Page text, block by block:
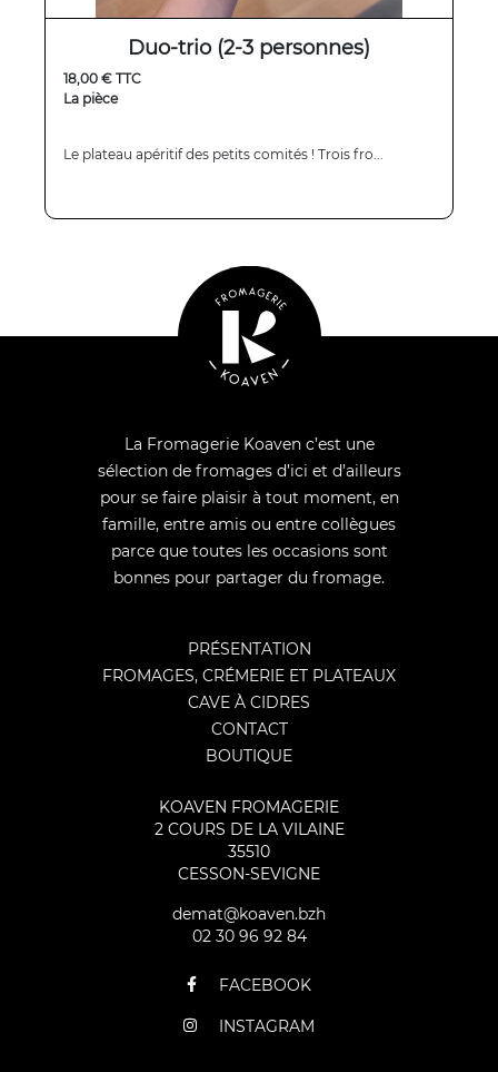
Duo-trio (2-3 personnes)
18,00 € TTC
La pièce
Le plateau apéritif des petits comités ! Trois fro...
La Fromagerie Koaven c’est une
sélection de fromages d’ici et d’ailleurs
pour se faire plaisir à tout moment, en
famille, entre amis ou entre collègues
parce que toutes les occasions sont
bonnes pour partager du fromage.
PRÉSENTATION
FROMAGES, CRÉMERIE ET PLATEAUX
CAVE À CIDRES
CONTACT
BOUTIQUE
KOAVEN FROMAGERIE
2 COURS DE LA VILAINE
35510
CESSON-SEVIGNE
demat@koaven.bzh
02 30 96 92 84
FACEBOOK
INSTAGRAM